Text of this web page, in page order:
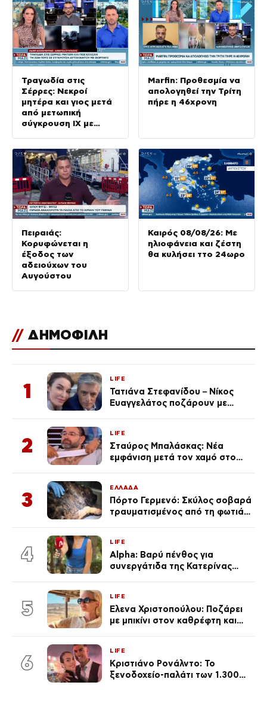
Τραγωδία στις
Σέρρες: Νεκροί
μητέρα και γιος μετά
από μετωπική
σύγκρουση ΙΧ με
Marfin: Προθεσμία να
απολογηθεί την Τρίτη
πήρε η 46χρονη
Πειραιάς:
Κορυφώνεται η
έξοδος των
αδειούχων του
Αυγούστου
Καιρός 08/08/26: Με
ηλιοφάνεια και ζέστη
θα κυλήσει ττο 24ωρο
// ΔΗΜΟΦΙΛΗ
1
LIFE
Τατιάνα Στεφανίδου – Νίκος
Ευαγγελάτος ποζάρουν με
2
LIFE
Σταύρος Μπαλάσκας: Νέα
εμφάνιση μετά τον χαμό στο
3
ΕΛΛΑΔΑ
Πόρτο Γερμενό: Σκύλος σοβαρά
τραυματισμένος από τη φωτιά
4
LIFE
Alpha: Βαρύ πένθος για
συνεργάτιδα της Κατερίνας
του Θεού»
5
LIFE
Έλενα Χριστοπούλου: Ποζάρει
με μπικίνι στον καθρέφτη και
καθεμία…» (Βίντεο)
6
LIFE
Κριστιάνο Ρονάλντο: Το
ξενοδοχείο-παλάτι των 1.300